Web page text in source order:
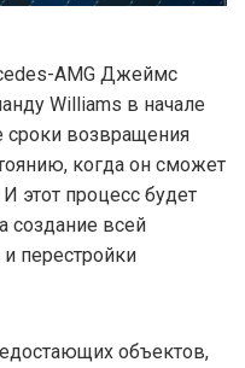
AMG Джеймс
Williams в начале
сроки возвращения
когда он сможет
этот процесс будет
создание всей
перестройки
объектов,